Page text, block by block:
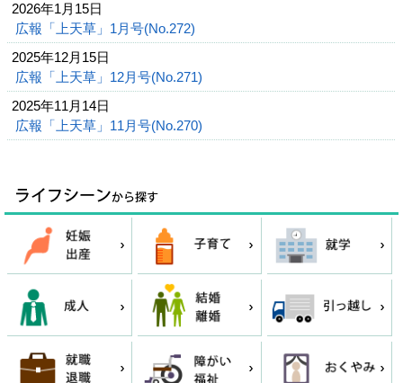
2026年1月15日
広報「上天草」1月号(No.272)
2025年12月15日
広報「上天草」12月号(No.271)
2025年11月14日
広報「上天草」11月号(No.270)